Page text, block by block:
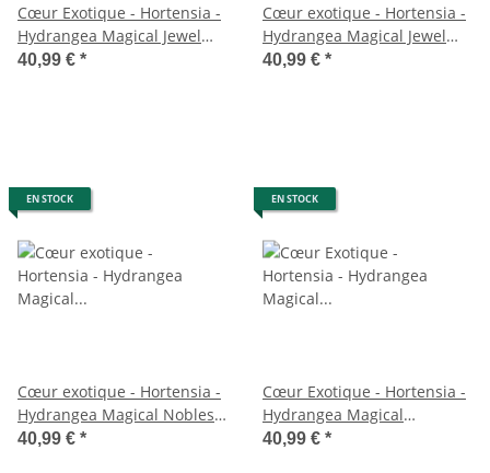
Cœur Exotique - Hortensia -
Hydrangea Magical Jewel
Blue - Bleu - 6-10 fleurs - pot
40,99 € *
Cœur exotique - Hortensia -
Hydrangea Magical Jewel
Pink - 6-10 fleurs - pot 23cm
40,99 € *
EN STOCK
Cœur exotique - Hortensia -
Hydrangea Magical Nobless
- Blanc - 6-10 fleurs - pot
40,99 € *
EN STOCK
Cœur Exotique - Hortensia -
Hydrangea Magical
Revolution Blue - Bleu - 6-10
40,99 € *